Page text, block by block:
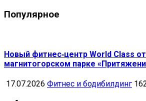
Популярное
Новый фитнес‑центр World Class
магнитогорском парке
17.07.2026 Фитнес и бодибилдинг